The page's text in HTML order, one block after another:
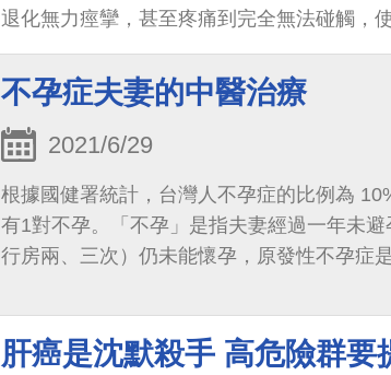
退化無力痙攣，甚至疼痛到完全無法碰觸，
雙腳髖關節疼痛狀況無法克服，來到中國醫
診，醫師利用水冷式射頻治療技術，高度選
不孕症夫妻的中醫治療
2021/6/29
根據國健署統計，台灣人不孕症的比例為
有1對不孕。「不孕」是指夫妻經過一年未
行房兩、三次）仍未能懷孕，原發性不孕症
肝癌是沈默殺手 高危險群要